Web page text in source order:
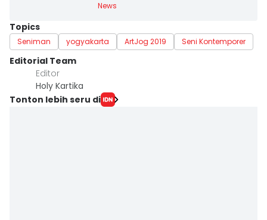
News
Topics
Seniman yogyakarta ArtJog 2019 Seni Kontemporer
Editorial Team
Editor
Holy Kartika
Tonton lebih seru di